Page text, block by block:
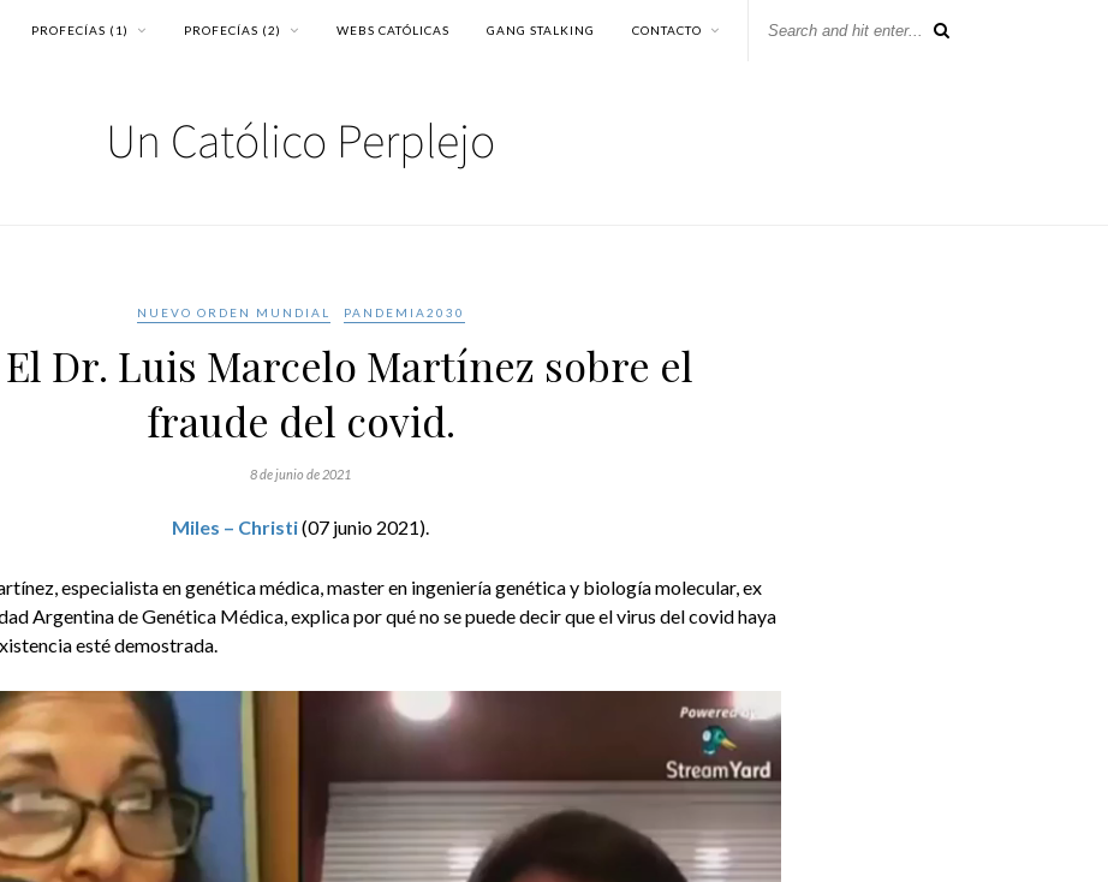
PROFECÍAS (1) PROFECÍAS (2) WEBS CATÓLICAS GANG STALKING CONTACTO
NUEVO ORDEN MUNDIAL PANDEMIA2030
El Dr. Luis Marcelo Martínez sobre el
fraude del covid.
8 de junio de 2021
Miles – Christi(07 junio 2021).
especialista en genética médica, master en ingeniería genética y biología molecular, ex
Argentina de Genética Médica, explica por qué no se puede decir que el virus del covid haya
esté demostrada.